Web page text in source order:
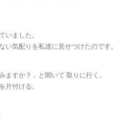
いました。
い気配りを私達に見せつけたのです。
ますか？」と聞いて 取りに行く。
片付ける。